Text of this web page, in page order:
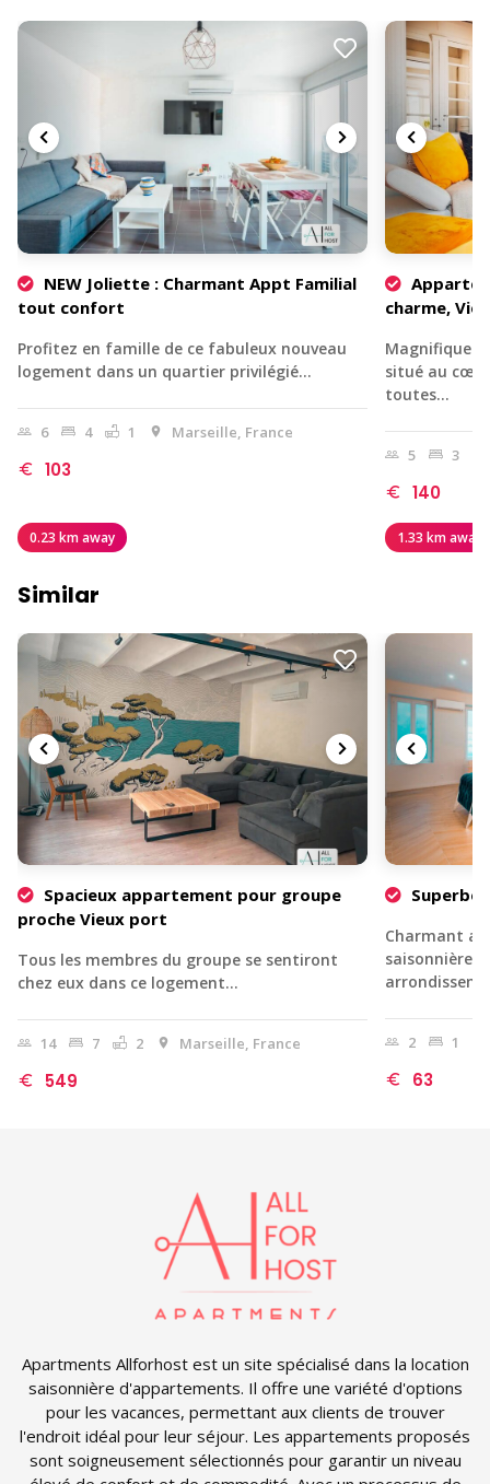
NEW Joliette : Charmant Appt Familial
tout confort
Profitez en famille de ce fabuleux nouveau
logement dans un quartier privilégié…
6 4 1 Marseille, France
103
0.23 km away
charme,
Magnifique
situé au
toutes…
5 3
140
1.33 km away
Similar
Spacieux appartement pour groupe
proche Vieux port
Tous les membres du groupe se sentiront
chez eux dans ce logement…
14 7 2 Marseille, France
549
Superbe
Charmant
saisonnière
2 1
63
Apartments Allforhost est un site spécialisé dans la location
saisonnière d'appartements. Il offre une variété d'options
pour les vacances, permettant aux clients de trouver
l'endroit idéal pour leur séjour. Les appartements proposés
sont soigneusement sélectionnés pour garantir un niveau